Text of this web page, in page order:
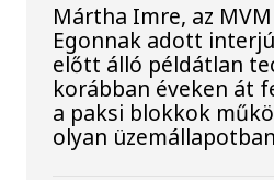
Mártha Imre, az
Egonnak adott
előtt álló példátlan
korábban éveken át
a paksi blokkok
olyan